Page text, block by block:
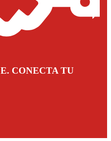
CONECTA TU